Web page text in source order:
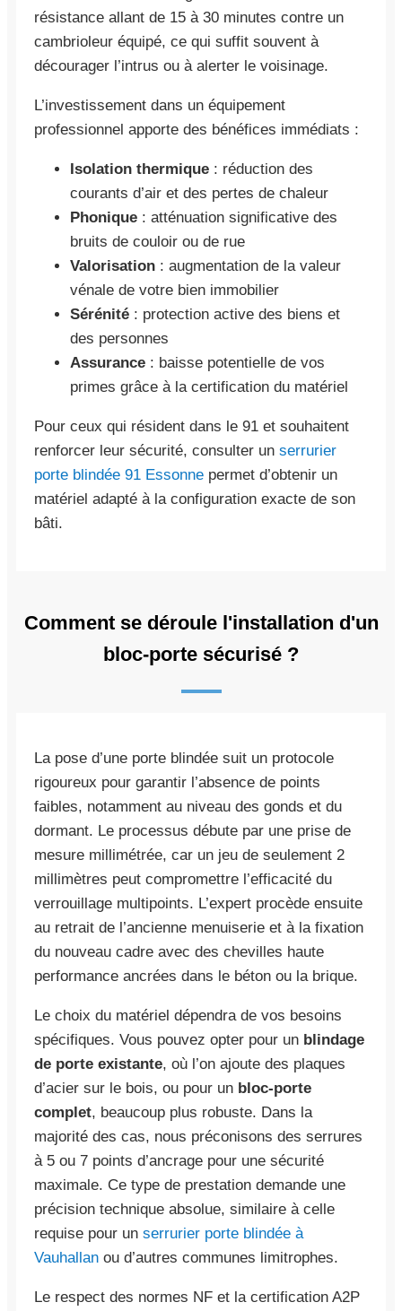
résistance allant de 15 à 30 minutes contre un
cambrioleur équipé, ce qui suffit souvent à
décourager l’intrus ou à alerter le voisinage.
L’investissement dans un équipement
professionnel apporte des bénéfices immédiats :
Isolation thermique : réduction des
courants d’air et des pertes de chaleur
Phonique : atténuation significative des
bruits de couloir ou de rue
Valorisation : augmentation de la valeur
vénale de votre bien immobilier
Sérénité : protection active des biens et
des personnes
Assurance : baisse potentielle de vos
primes grâce à la certification du matériel
Pour ceux qui résident dans le 91 et souhaitent
renforcer leur sécurité, consulter un serrurier
porte blindée 91 Essonne permet d’obtenir un
matériel adapté à la configuration exacte de son
bâti.
Comment se déroule l'installation d'un
bloc-porte sécurisé ?
La pose d’une porte blindée suit un protocole
rigoureux pour garantir l’absence de points
faibles, notamment au niveau des gonds et du
dormant. Le processus débute par une prise de
mesure millimétrée, car un jeu de seulement 2
millimètres peut compromettre l’efficacité du
verrouillage multipoints. L’expert procède ensuite
au retrait de l’ancienne menuiserie et à la fixation
du nouveau cadre avec des chevilles haute
performance ancrées dans le béton ou la brique.
Le choix du matériel dépendra de vos besoins
spécifiques. Vous pouvez opter pour un blindage
de porte existante, où l’on ajoute des plaques
d’acier sur le bois, ou pour un bloc-porte
complet, beaucoup plus robuste. Dans la
majorité des cas, nous préconisons des serrures
à 5 ou 7 points d’ancrage pour une sécurité
maximale. Ce type de prestation demande une
précision technique absolue, similaire à celle
requise pour un serrurier porte blindée à
Vauhallan ou d’autres communes limitrophes.
Le respect des normes NF et la certification A2P